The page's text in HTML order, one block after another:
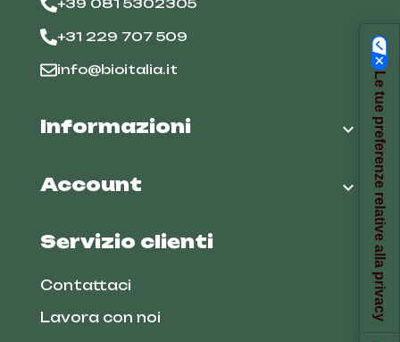
+31 229 707 509
info@bioitalia.it
Informazioni 
Account 
Servizio clienti
Contattaci
Lavora con noi
Le tue preferenze relative alla privacy